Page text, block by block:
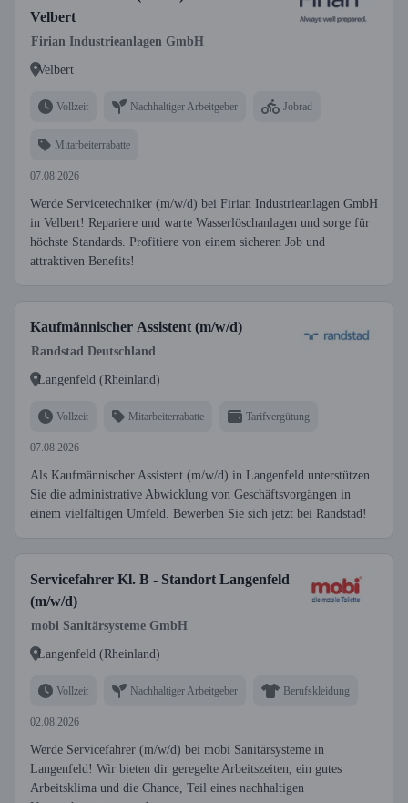
Velbert
Firian Industrieanlagen GmbH
Velbert
Vollzeit Nachhaltiger Arbeitgeber Jobrad
Mitarbeiterrabatte
07.08.2026
Werde Servicetechniker (m/w/d) bei Firian Industrieanlagen GmbH
in Velbert! Repariere und warte Wasserlöschanlagen und sorge für
höchste Standards. Profitiere von einem sicheren Job und
attraktiven Benefits!
Kaufmännischer Assistent (m/w/d)
Randstad Deutschland
Langenfeld (Rheinland)
Vollzeit Mitarbeiterrabatte Tarifvergütung
07.08.2026
Als Kaufmännischer Assistent (m/w/d) in Langenfeld unterstützen
Sie die administrative Abwicklung von Geschäftsvorgängen in
einem vielfältigen Umfeld. Bewerben Sie sich jetzt bei Randstad!
Servicefahrer Kl. B - Standort Langenfeld
(m/w/d)
mobi Sanitärsysteme GmbH
Langenfeld (Rheinland)
Vollzeit Nachhaltiger Arbeitgeber Berufskleidung
02.08.2026
Werde Servicefahrer (m/w/d) bei mobi Sanitärsysteme in
Langenfeld! Wir bieten dir geregelte Arbeitszeiten, ein gutes
Arbeitsklima und die Chance, Teil eines nachhaltigen